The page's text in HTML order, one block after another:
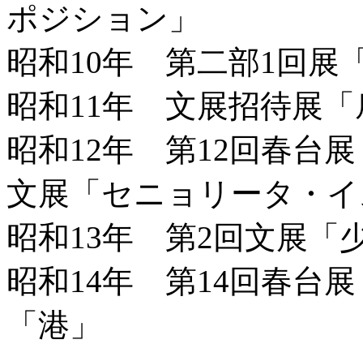
ポジション」
昭和10年 第二部1回展
昭和11年 文展招待展「
昭和12年 第12回春台展
文展「セニョリータ・
昭和13年 第2回文展「
昭和14年 第14回春台展
「港」